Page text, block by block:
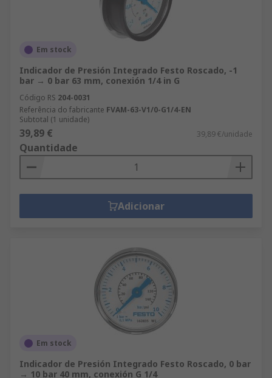
Em stock
Indicador de Presión Integrado Festo Roscado, -1
bar → 0 bar 63 mm, conexión 1/4 in G
Código RS 204-0031
Referência do fabricante FVAM-63-V1/0-G1/4-EN
Subtotal (1 unidade)
39,89 € 39,89 €/unidade
Quantidade
Adicionar
Em stock
Indicador de Presión Integrado Festo Roscado, 0 bar
→ 10 bar 40 mm, conexión G 1/4